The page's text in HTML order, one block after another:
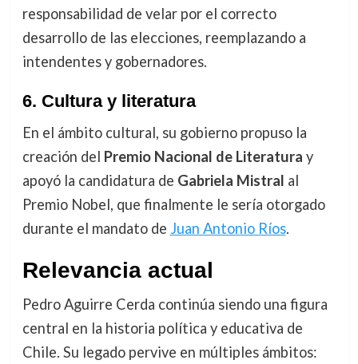
responsabilidad de velar por el correcto
desarrollo de las elecciones, reemplazando a
intendentes y gobernadores.
6. Cultura y literatura
En el ámbito cultural, su gobierno propuso la
creación del Premio Nacional de Literatura y
apoyó la candidatura de Gabriela Mistral al
Premio Nobel, que finalmente le sería otorgado
durante el mandato de Juan Antonio Ríos.
Relevancia actual
Pedro Aguirre Cerda continúa siendo una figura
central en la historia política y educativa de
Chile. Su legado pervive en múltiples ámbitos: